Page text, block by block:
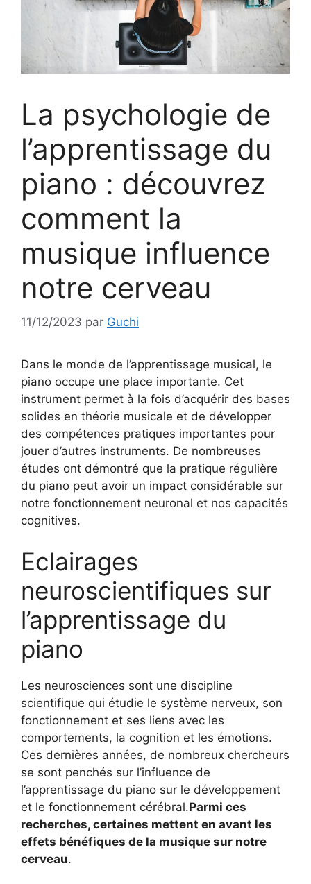
La psychologie de
l’apprentissage du
piano : découvrez
comment la
musique influence
notre cerveau
11/12/2023 par Guchi
Dans le monde de l’apprentissage musical, le
piano occupe une place importante. Cet
instrument permet à la fois d’acquérir des bases
solides en théorie musicale et de développer
des compétences pratiques importantes pour
jouer d’autres instruments. De nombreuses
études ont démontré que la pratique régulière
du piano peut avoir un impact considérable sur
notre fonctionnement neuronal et nos capacités
cognitives.
Eclairages
neuroscientifiques sur
l’apprentissage du
piano
Les neurosciences sont une discipline
scientifique qui étudie le système nerveux, son
fonctionnement et ses liens avec les
comportements, la cognition et les émotions.
Ces dernières années, de nombreux chercheurs
se sont penchés sur l’influence de
l’apprentissage du piano sur le développement
et le fonctionnement cérébral.Parmi ces
recherches, certaines mettent en avant les
effets bénéfiques de la musique sur notre
cerveau.